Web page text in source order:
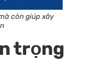
còn giúp xây
trọng